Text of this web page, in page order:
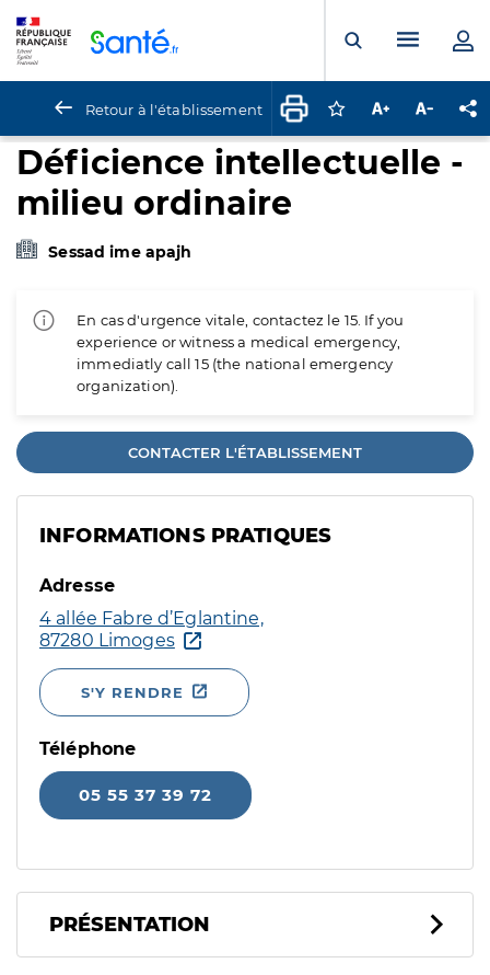
Ouvrir laMenu
Retour à l'établissement Connectez-vous
Augmenter la
Déficience intellectuelle -
milieu ordinaire
Sessad ime apajh
En cas d'urgence vitale, contactez le 15. If you
experience or witness a medical emergency,
immediatly call 15 (the national emergency
organization).
CONTACTER L'ÉTABLISSEMENT
INFORMATIONS PRATIQUES
Adresse
4 allée Fabre d’Eglantine,
87280 Limoges
S'Y RENDRE
Téléphone
05 55 37 39 72
PRÉSENTATION